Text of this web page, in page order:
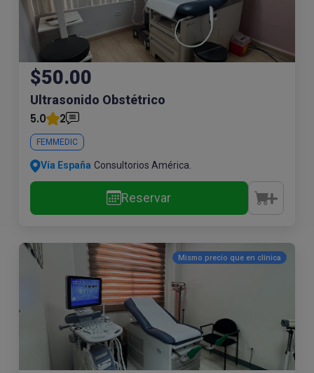
$50.00
Ultrasonido Obstétrico
5.0
2
FEMMEDIC
Vía España Consultorios América.
Reservar
Mismo precio que en clínica